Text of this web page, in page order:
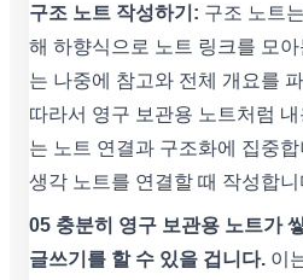
구조 노트 작성하기: 구조 노트
해 하향식으로 노트 링크를 모
는 나중에 참고와 전체 개요를
따라서 영구 보관용 노트처럼
는 노트 연결과 구조화에 집중
생각 노트를 연결할 때 작성합니
05 충분히 영구 보관용 노트가
글쓰기를 할 수 있을 겁니다. 이